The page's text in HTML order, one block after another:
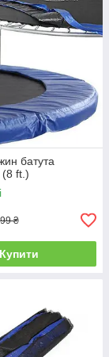
батута
ft.)
₴
Купити